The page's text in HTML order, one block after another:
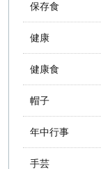
保存食
健康
健康食
帽子
年中行事
手芸